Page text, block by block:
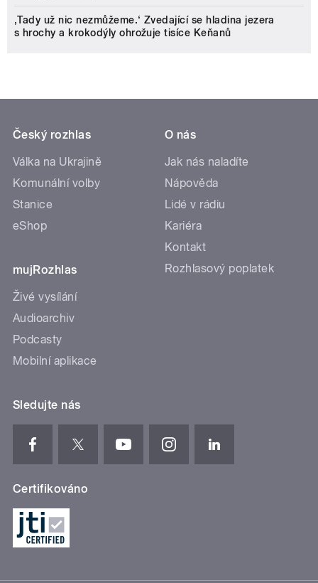
‚Tady už nic nezmůžeme.‘ Zvedající se hladina jezera
s hrochy a krokodýly ohrožuje tisíce Keňanů
Český rozhlas
Válka na Ukrajině
Komunální volby
Stanice
eShop
mujRozhlas
Živé vysílání
Audioarchiv
Podcasty
Mobilní aplikace
O nás
Jak nás naladíte
Nápověda
Lidé v rádiu
Kariéra
Kontakt
Rozhlasový poplatek
Sledujte nás
Certifikováno